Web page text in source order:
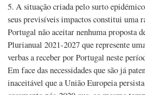
5. A situação criada pelo surto
seus previsíveis impactos constitui uma
Portugal não aceitar nenhuma proposta
Plurianual 2021-2027 que represente
verbas a receber por Portugal neste
Em face das necessidades que são já
inaceitável que a União Europeia